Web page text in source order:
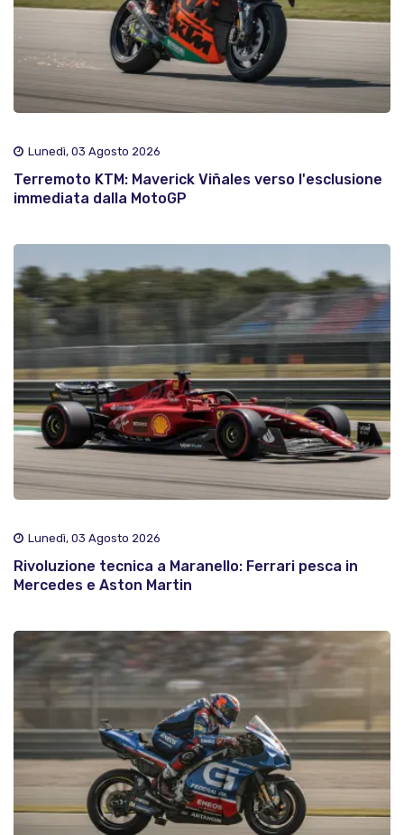
Lunedì, 03 Agosto 2026
Terremoto KTM: Maverick Viñales verso l'esclusione
immediata dalla MotoGP
Lunedì, 03 Agosto 2026
Rivoluzione tecnica a Maranello: Ferrari pesca in
Mercedes e Aston Martin